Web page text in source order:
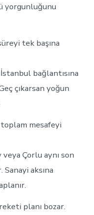
yorgunluğunu
tek başına
bağlantısına
çıkarsan yoğun
mesafeyi
Çorlu aynı son
aksına
planı bozar.